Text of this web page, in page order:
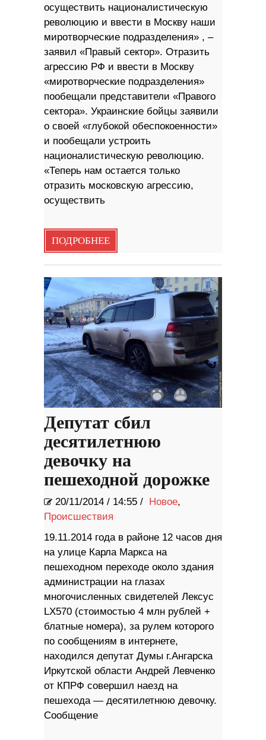
осуществить националистическую
революцию и ввести в Москву наши
миротворческие подразделения» , –
заявил «Правый сектор». Отразить
агрессию РФ и ввести в Москву
«миротворческие подразделения»
пообещали представители «Правого
сектора». Украинские бойцы заявили
о своей «глубокой обеспокоенности»
и пообещали устроить
националистическую революцию.
«Теперь нам остается только
отразить московскую агрессию,
осуществить
ПОДРОБНЕЕ
Депутат сбил
десятилетнюю
девочку на
пешеходной дорожке
20/11/2014 / 14:55 / Новое,
Происшествия
19.11.2014 года в районе 12 часов дня
на улице Карла Маркса на
пешеходном переходе около здания
администрации на глазах
многочисленных свидетелей Лексус
LX570 (стоимостью 4 млн рублей +
блатные номера), за рулем которого
по сообщениям в интернете,
находился депутат Думы г.Ангарска
Иркутской области Андрей Левченко
от КПРФ совершил наезд на
пешехода — десятилетнюю девочку.
Сообщение